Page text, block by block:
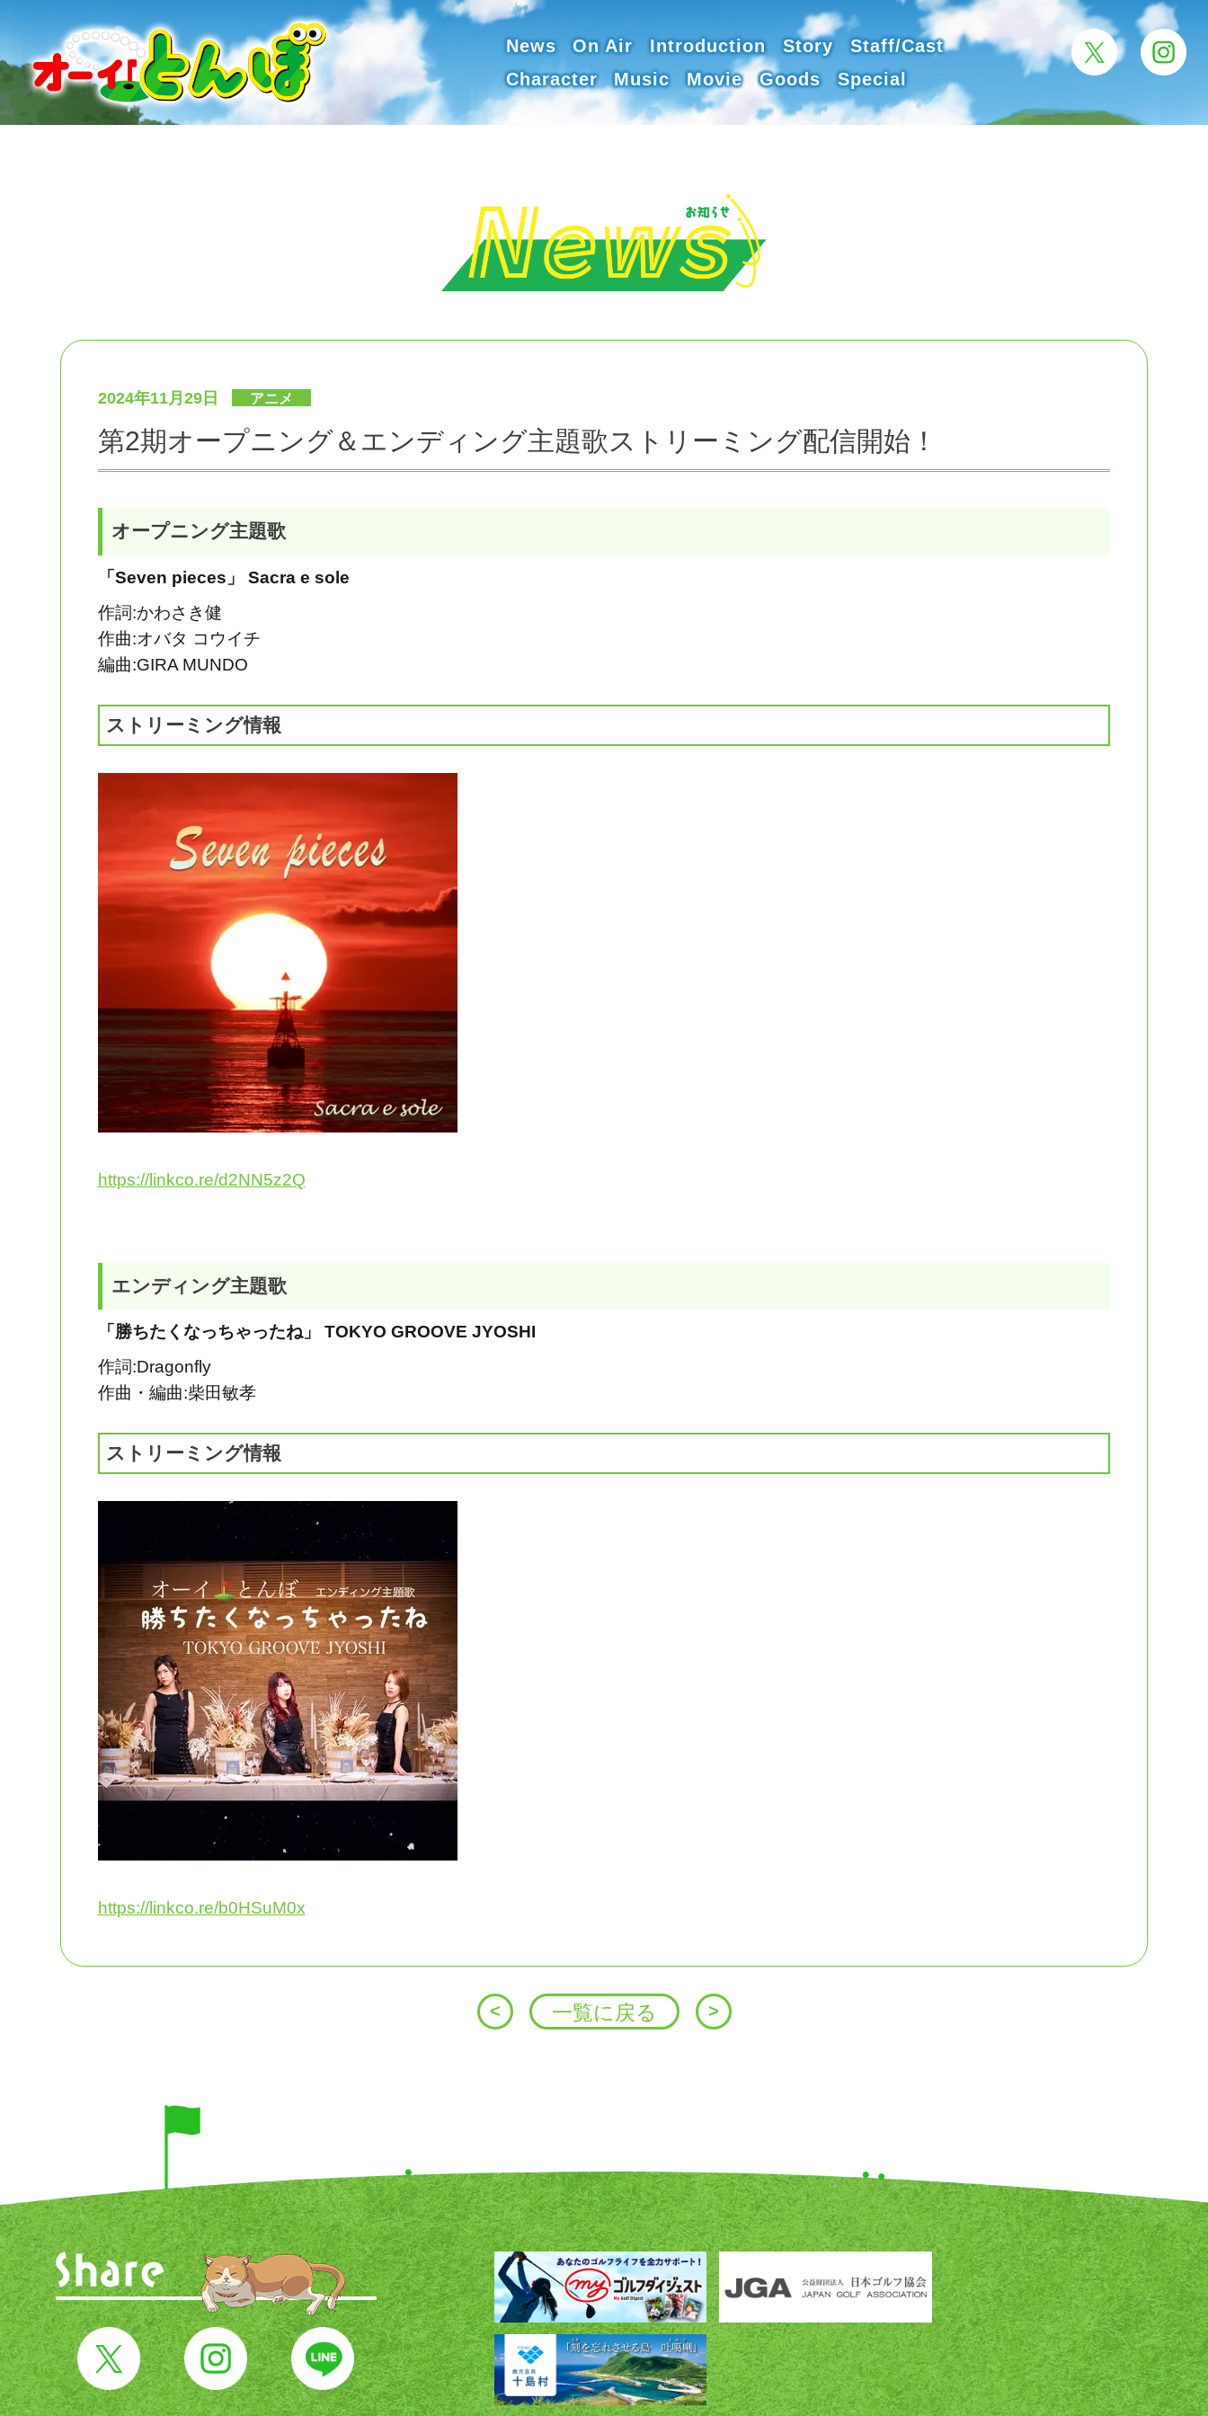
News On Air Introduction Story
Staff/Cast
Character
Music Movie Goods Special
2024年11月29日 アニメ
第2期オープニング＆エンディング主題歌ストリーミング配信開始！
オープニング主題歌
「Seven pieces」 Sacra e sole
作詞:かわさき健
作曲:オバタ コウイチ
編曲:GIRA MUNDO
ストリーミング情報
https://linkco.re/d2NN5z2Q
エンディング主題歌
「勝ちたくなっちゃったね」 TOKYO GROOVE JYOSHI
作詞:Dragonfly
作曲・編曲:柴田敏孝
ストリーミング情報
https://linkco.re/b0HSuM0x
投
シ
ョ
ン
< 一覧に戻る >